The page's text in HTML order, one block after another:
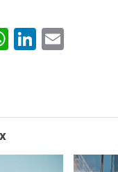
WhatsApp
LinkedIn